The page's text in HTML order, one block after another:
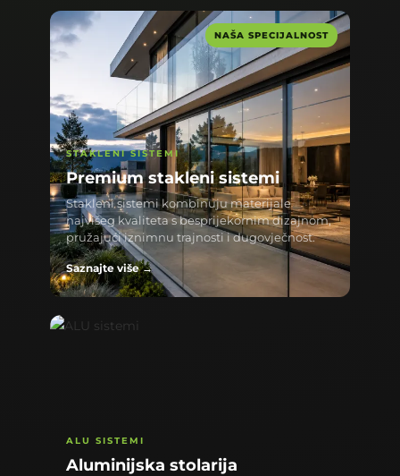
NAŠA SPECIJALNOST
STAKLENI SISTEMI
Premium stakleni sistemi
Stakleni sistemi kombinuju materijale
najvišeg kvaliteta s besprijekornim dizajnom,
pružajući iznimnu trajnosti i dugovječnost.
Saznajte više →
ALU SISTEMI
Aluminijska stolarija